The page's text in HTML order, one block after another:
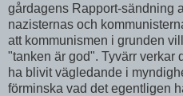
gårdagens Rapport-sändning
nazisternas och
att kommunismen i grunden
"tanken är god". Tyvärr verkar
ha blivit vägledande i
förminska vad det egentligen